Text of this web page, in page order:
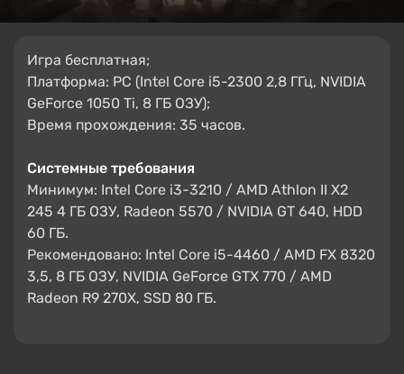
Игра бесплатная;
Платформа: PC (Intel Core i5-2300 2,8 ГГц, NVIDIA
GeForce 1050 Ti, 8 ГБ ОЗУ);
Время прохождения: 35 часов.
Системные требования
Минимум: Intel Core i3-3210 / AMD Athlon II X2
245 4 ГБ ОЗУ, Radeon 5570 / NVIDIA GT 640, HDD
60 ГБ.
Рекомендовано: Intel Core i5-4460 / AMD FX 8320
3,5, 8 ГБ ОЗУ, NVIDIA GeForce GTX 770 / AMD
Radeon R9 270X, SSD 80 ГБ.